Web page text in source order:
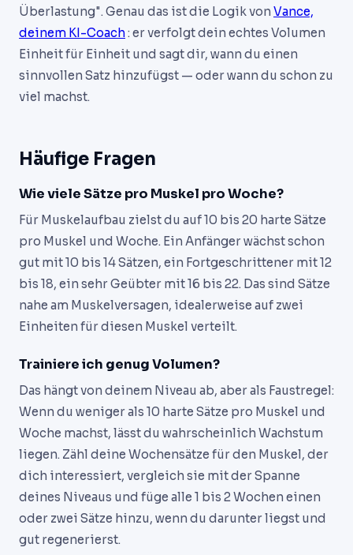
Überlastung". Genau das ist die Logik von Vance,
deinem KI-Coach: er verfolgt dein echtes Volumen
Einheit für Einheit und sagt dir, wann du einen
sinnvollen Satz hinzufügst — oder wann du schon zu
viel machst.
Häufige Fragen
Wie viele Sätze pro Muskel pro Woche?
Für Muskelaufbau zielst du auf 10 bis 20 harte Sätze
pro Muskel und Woche. Ein Anfänger wächst schon
gut mit 10 bis 14 Sätzen, ein Fortgeschrittener mit 12
bis 18, ein sehr Geübter mit 16 bis 22. Das sind Sätze
nahe am Muskelversagen, idealerweise auf zwei
Einheiten für diesen Muskel verteilt.
Trainiere ich genug Volumen?
Das hängt von deinem Niveau ab, aber als Faustregel:
Wenn du weniger als 10 harte Sätze pro Muskel und
Woche machst, lässt du wahrscheinlich Wachstum
liegen. Zähl deine Wochensätze für den Muskel, der
dich interessiert, vergleich sie mit der Spanne
deines Niveaus und füge alle 1 bis 2 Wochen einen
oder zwei Sätze hinzu, wenn du darunter liegst und
gut regenerierst.